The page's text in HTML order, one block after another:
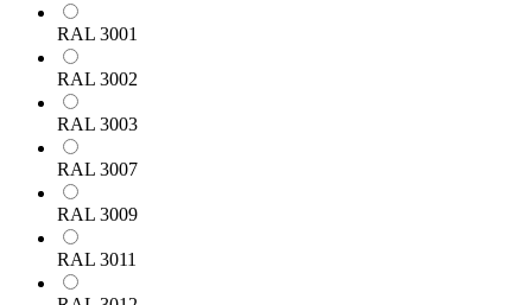
RAL 3001
RAL 3002
RAL 3003
RAL 3007
RAL 3009
RAL 3011